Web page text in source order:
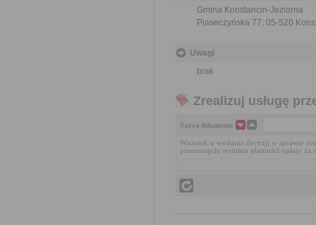
Gmina Konstancin-Jeziorna
Piaseczyńska 77, 05-520
Uwagi
brak
Zrealizuj usługę
Nazwa dokumentu
Wniosek o wydanie decyzji w sprawie
przesunięciu terminu płatności opłaty